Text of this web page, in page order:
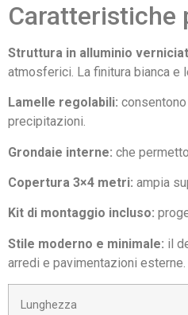
Caratteristiche
Struttura in alluminio
atmosferici. La finitura bianca e
Lamelle regolabili:
precipitazioni.
Grondaie interne: che
Copertura 3×4 metri: ampia
Kit di montaggio incluso:
Stile moderno e minimale: il
arredi e pavimentazioni esterne.
Lunghezza